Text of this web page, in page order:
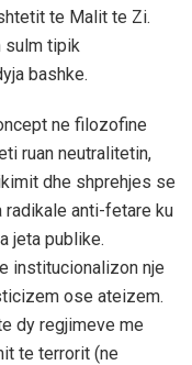
te Malit te Zi.
sulm tipik
bashke.
ne filozofine
ruan neutralitetin,
dhe shprehjes se
anti-fetare ku
jeta publike.
institucionalizon nje
ose ateizem.
dy regjimeve me
te terrorit (ne